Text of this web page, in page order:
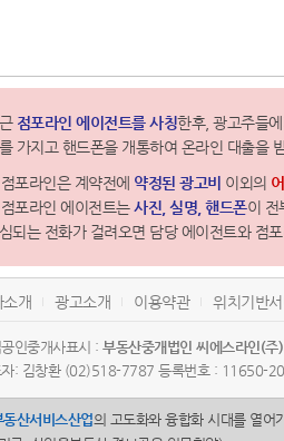
점포라인 에이전트를 사칭한후, 광고주들에
가지고 핸드폰을 개통하여 온라인 대출을
포라인은 계약전에 약정된 광고비 이외의
포라인 에이전트는사진, 실명, 핸드폰이 전
되는 전화가 걸려오면 담당 에이전트와 점
소개 광고소개 이용약관 위치기반
인중개사표시 : 부동산중개법인 씨에스라인(주)
자: 김창환 (02)518-7787 등록번호 : 11650-
동산서비스산업의 고도화와 융합화 시대를 열어